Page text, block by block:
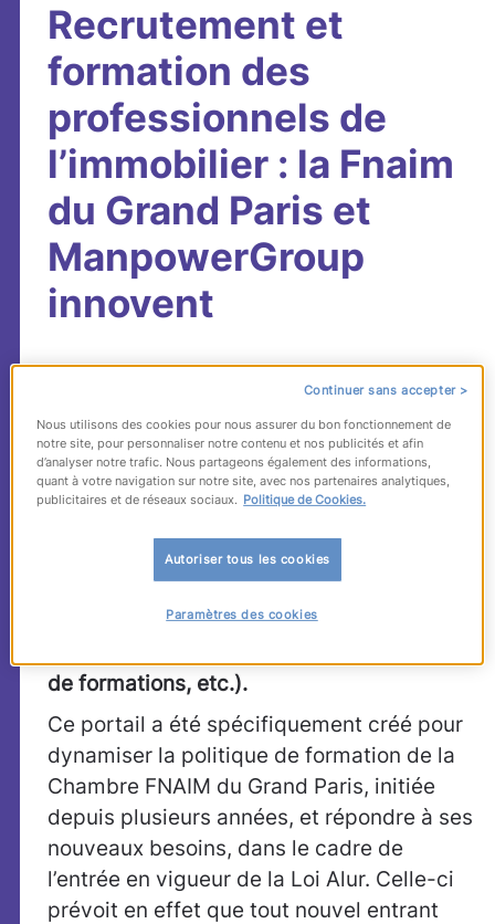
Recrutement et
formation des
professionnels de
l’immobilier : la Fnaim
du Grand Paris et
ManpowerGroup
innovent
La FNAIM du Grand Paris a fait appel à
FuturSkill et ManpowerGroup Solutions,
pour concevoir et animer une solution
digitale permettant à ses 16 000
des services RH innovants en matière de
parcours professionnels, processus de
de formations, etc.).
Ce portail a été spécifiquement créé pour
dynamiser la politique de formation de la
Chambre FNAIM du Grand Paris, initiée
depuis plusieurs années, et répondre à ses
nouveaux besoins, dans le cadre de
l’entrée en vigueur de la Loi Alur. Celle-ci
prévoit en effet que tout nouvel entrant
Continuer sans accepter >
Nous utilisons des cookies pour nous assurer du bon fonctionnement de
notre site, pour personnaliser notre contenu et nos publicités et afin
d’analyser notre trafic. Nous partageons également des informations,
quant à votre navigation sur notre site, avec nos partenaires analytiques,
publicitaires et de réseaux sociaux. Politique de Cookies.
Autoriser tous les cookies
Paramètres des cookies